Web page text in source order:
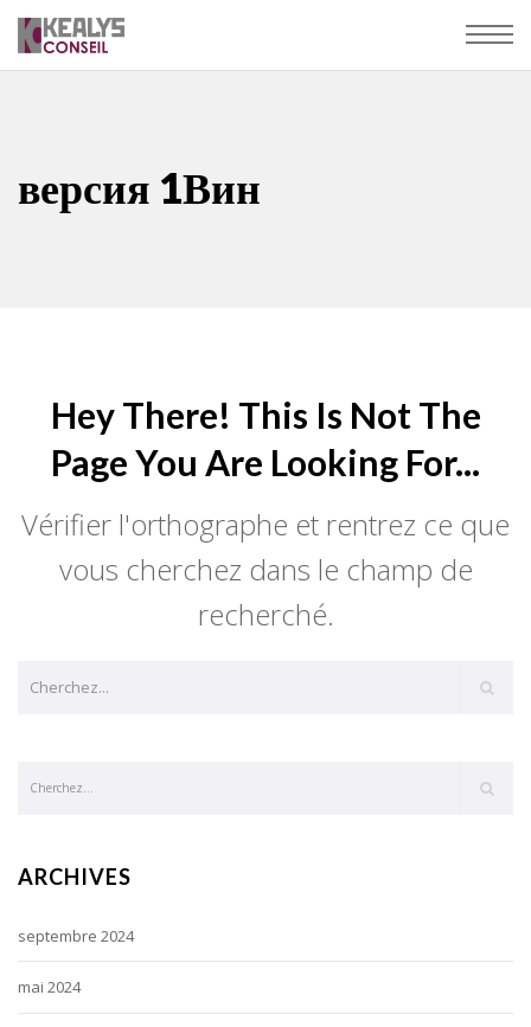
версия 1Вин
Hey There! This Is Not The
Page You Are Looking For...
Vérifier l'orthographe et rentrez ce que
vous cherchez dans le champ de
recherché.
ARCHIVES
septembre 2024
mai 2024